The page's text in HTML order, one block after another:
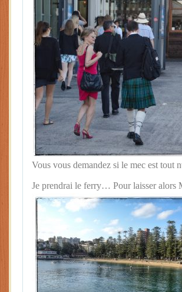
Vous vous demandez si le mec est
Je prendrai le ferry… Pour laisser